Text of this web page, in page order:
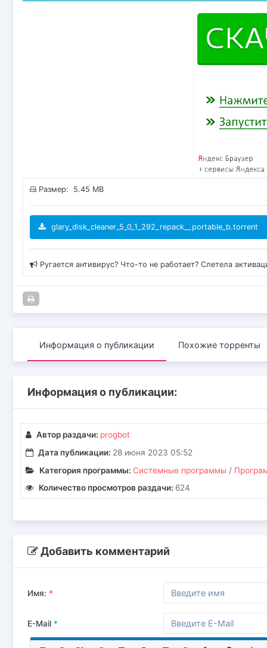
Размер: 5.45 MB
glary_disk_cleaner_5_0_1_292_repack__portable_b.torrent
Ругается антивирус? Что-то не работает? Слетела
Информация о публикации Похожие торренты
Информация о публикации:
Автор раздачи: progbot
Дата публикации: 28 июня 2023 05:52
Категория программы: Системные программы/
Количество просмотров раздачи: 624
Добавить комментарий
Имя: *
E-Mail *